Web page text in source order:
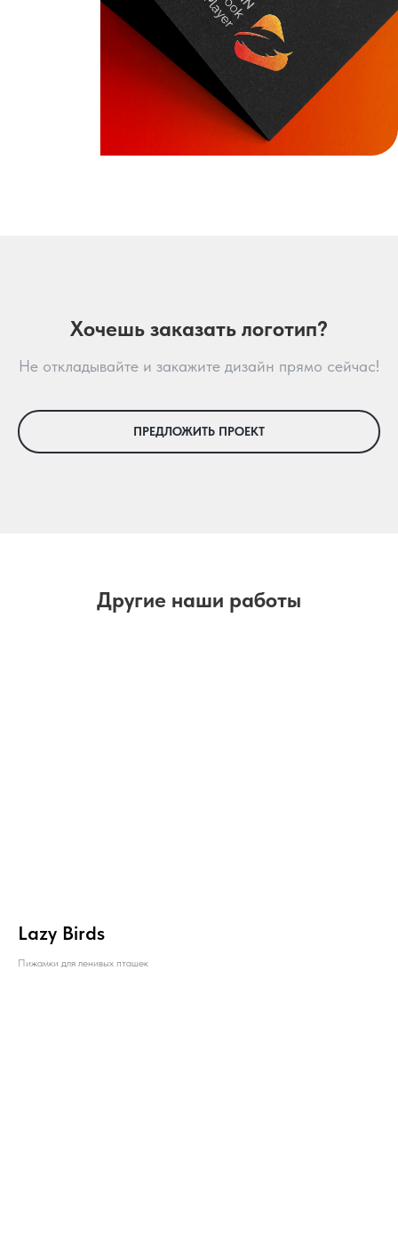
Хочешь заказать логотип?
Не откладывайте и закажите дизайн прямо сейчас!
ПРЕДЛОЖИТЬ ПРОЕКТ
Другие наши работы
Lazy Birds
Пижамки для ленивых пташек